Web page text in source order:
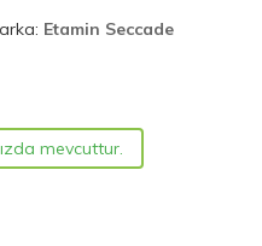
Etamin Seccade
mevcuttur.